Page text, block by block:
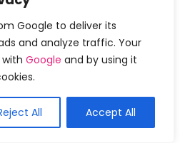
Google to deliver its
and analyze traffic. Your
Google and by using it
All Accept All